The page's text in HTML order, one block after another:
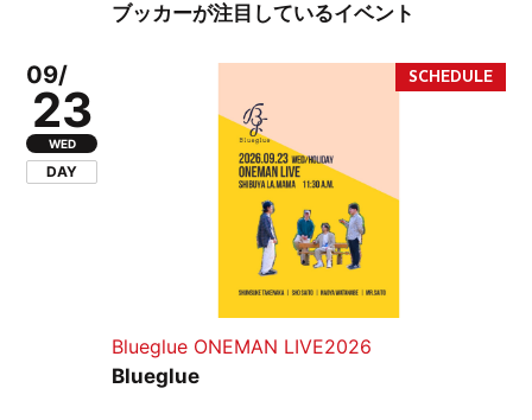
ブッカーが注目しているイベント
09/
23
WED
DAY
Blueglue ONEMAN LIVE2026
Blueglue